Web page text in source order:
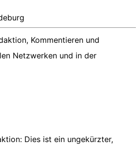
Kommentieren und
Netzwerken und in der
Dies ist ein ungekürzter,